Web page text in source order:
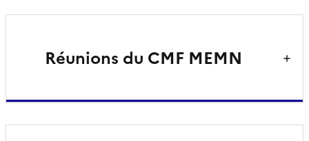
Réunions du CMF MEMN